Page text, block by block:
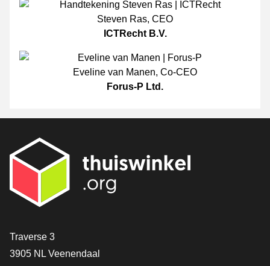
Steven Ras, CEO
ICTRecht B.V.
Eveline van Manen, Co-CEO
Forus-P Ltd.
[_General:Contact]
Traverse 3
3905 NL Veenendaal